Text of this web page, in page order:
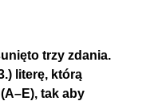
trzy zdania.
literę, którą
tak aby